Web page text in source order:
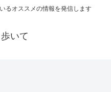
るオススメの情報を発信します
いて